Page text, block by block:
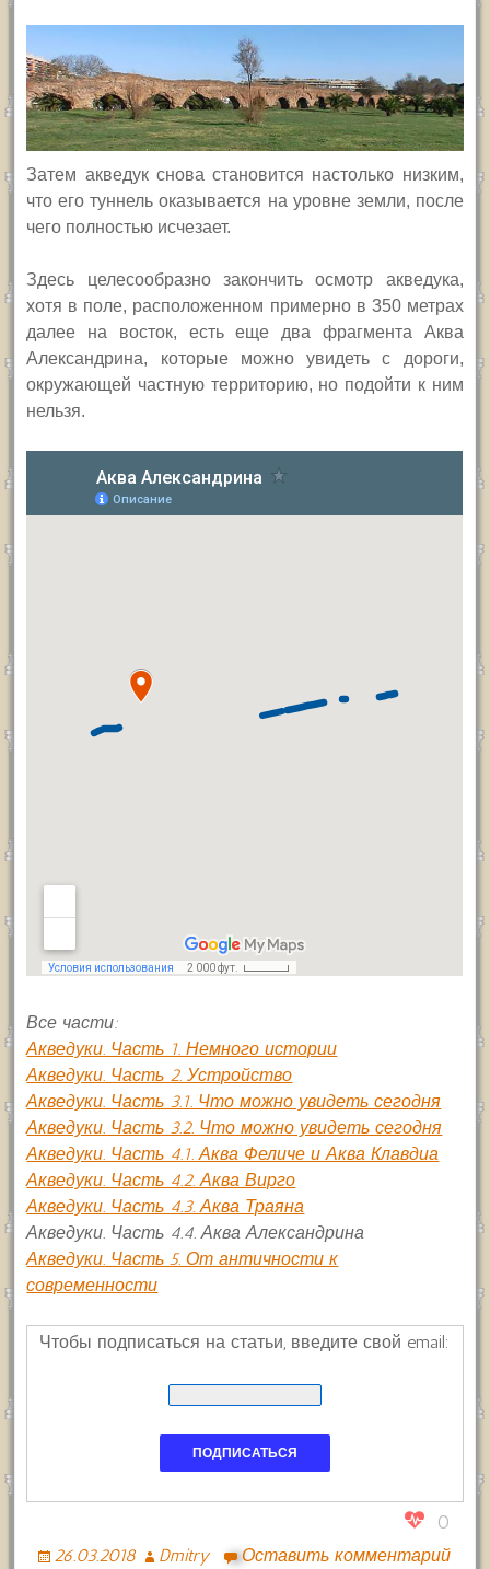
Затем акведук снова становится настолько низким,
что его туннель оказывается на уровне земли, после
чего полностью исчезает.
Здесь целесообразно закончить осмотр акведука,
хотя в поле, расположенном примерно в 350 метрах
далее на восток, есть еще два фрагмента Аква
Александрина, которые можно увидеть с дороги,
окружающей частную территорию, но подойти к ним
нельзя.
Все части:
Акведуки. Часть 1. Немного истории
Акведуки. Часть 2. Устройство
Акведуки. Часть 3.1. Что можно увидеть сегодня
Акведуки. Часть 3.2. Что можно увидеть сегодня
Акведуки. Часть 4.1. Аква Феличе и Аква Клавдиа
Акведуки. Часть 4.2. Аква Вирго
Акведуки. Часть 4.3. Аква Траяна
Акведуки. Часть 4.4. Аква Александрина
Акведуки. Часть 5. От античности к
современности
Чтобы подписаться на статьи, введите свой email:
0
26.03.2018 Dmitry
Оставить комментарий